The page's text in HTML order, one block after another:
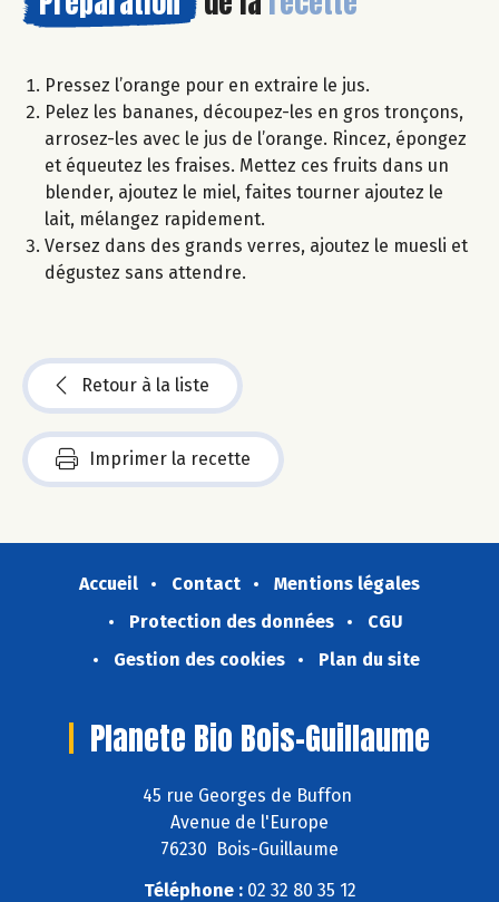
Pressez l’orange pour en extraire le jus.
Pelez les bananes, découpez-les en gros tronçons,
arrosez-les avec le jus de l’orange. Rincez, épongez
et équeutez les fraises. Mettez ces fruits dans un
blender, ajoutez le miel, faites tourner ajoutez le
lait, mélangez rapidement.
Versez dans des grands verres, ajoutez le muesli et
dégustez sans attendre.
Retour à la liste
Imprimer la recette
Accueil Contact
Mentions légales
Protection des données
CGU
Gestion des cookies
Plan du site
Planete Bio Bois-Guillaume
45 rue Georges de Buffon
Avenue de l'Europe
76230 Bois-Guillaume
Téléphone :02 32 80 35 12